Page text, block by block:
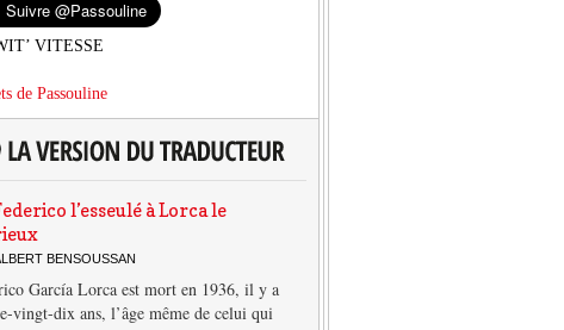
VITESSE
de Passouline
l’esseulé à Lorca le
BENSOUSSAN
García Lorca est mort en 1936, il y a
vingt-dix ans, l’âge même de celui qui